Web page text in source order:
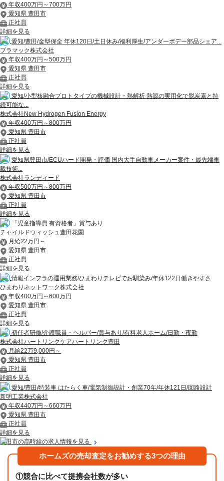
年収400万円～700万円
愛知県 豊田市
正社員
詳細を見る
愛知/豊田/金型保全 年休120日/土日休み/福利厚生/アンダーボデー部品シェア...
プラマック株式会社
年収400万円～500万円
愛知県 豊田市
正社員
詳細を見る
愛知/小型核融合プロトタイプの機械設計・熱解析 熱源の実用化で脱炭素と持
続可能な...
株式会社New Hydrogen Fusion Energy
年収400万円～800万円
愛知県 豊田市
正社員
詳細を見る
愛知県豊田市/ECUハード開発・評価 国内大手自動車メーカー案件・最先端車
載技術...
株式会社ランディード
年収500万円～800万円
愛知県 豊田市
正社員
詳細を見る
「児童指導員 有資格者」賞与あり
チャイルドウィッシュ豊田花園
月給22万円～
愛知県 豊田市
正社員
詳細を見る
情報インフラの運用業務/ひまわりテレビでお馴染み/年休122日働きやすさ
ひまわりネットワーク株式会社
年収400万円～600万円
愛知県 豊田市
正社員
詳細を見る
初任者研修/介護職員・ヘルパー/賞与あり/有料老人ホーム/日勤・夜勤
株式会社ハートリンクケアハートリンク豊田
月給22万9,000円～
愛知県 豊田市
正社員
詳細を見る
愛知/豊田/特装車 はたらく車/電気制御設計・創業70年/年休121日/回路設計
新明工業株式会社
年収440万円～660万円
愛知県 豊田市
正社員
詳細を見る
豊田市の高時給の求人情報を見る
ホームズの売却査定をお勧めする3つの理由
①競合に比べて提携会社数が多い